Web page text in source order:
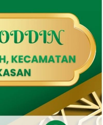
lingkungan serta
dalam mengelola hasil
Adi selaku Ketua Kelompok
panen tahun ini yang cukup
menentu. “Alhamdulillah,
lumayan banyak. Kami juga
padi,” ujarnya. Ia
berpengaruh terhadap hasil